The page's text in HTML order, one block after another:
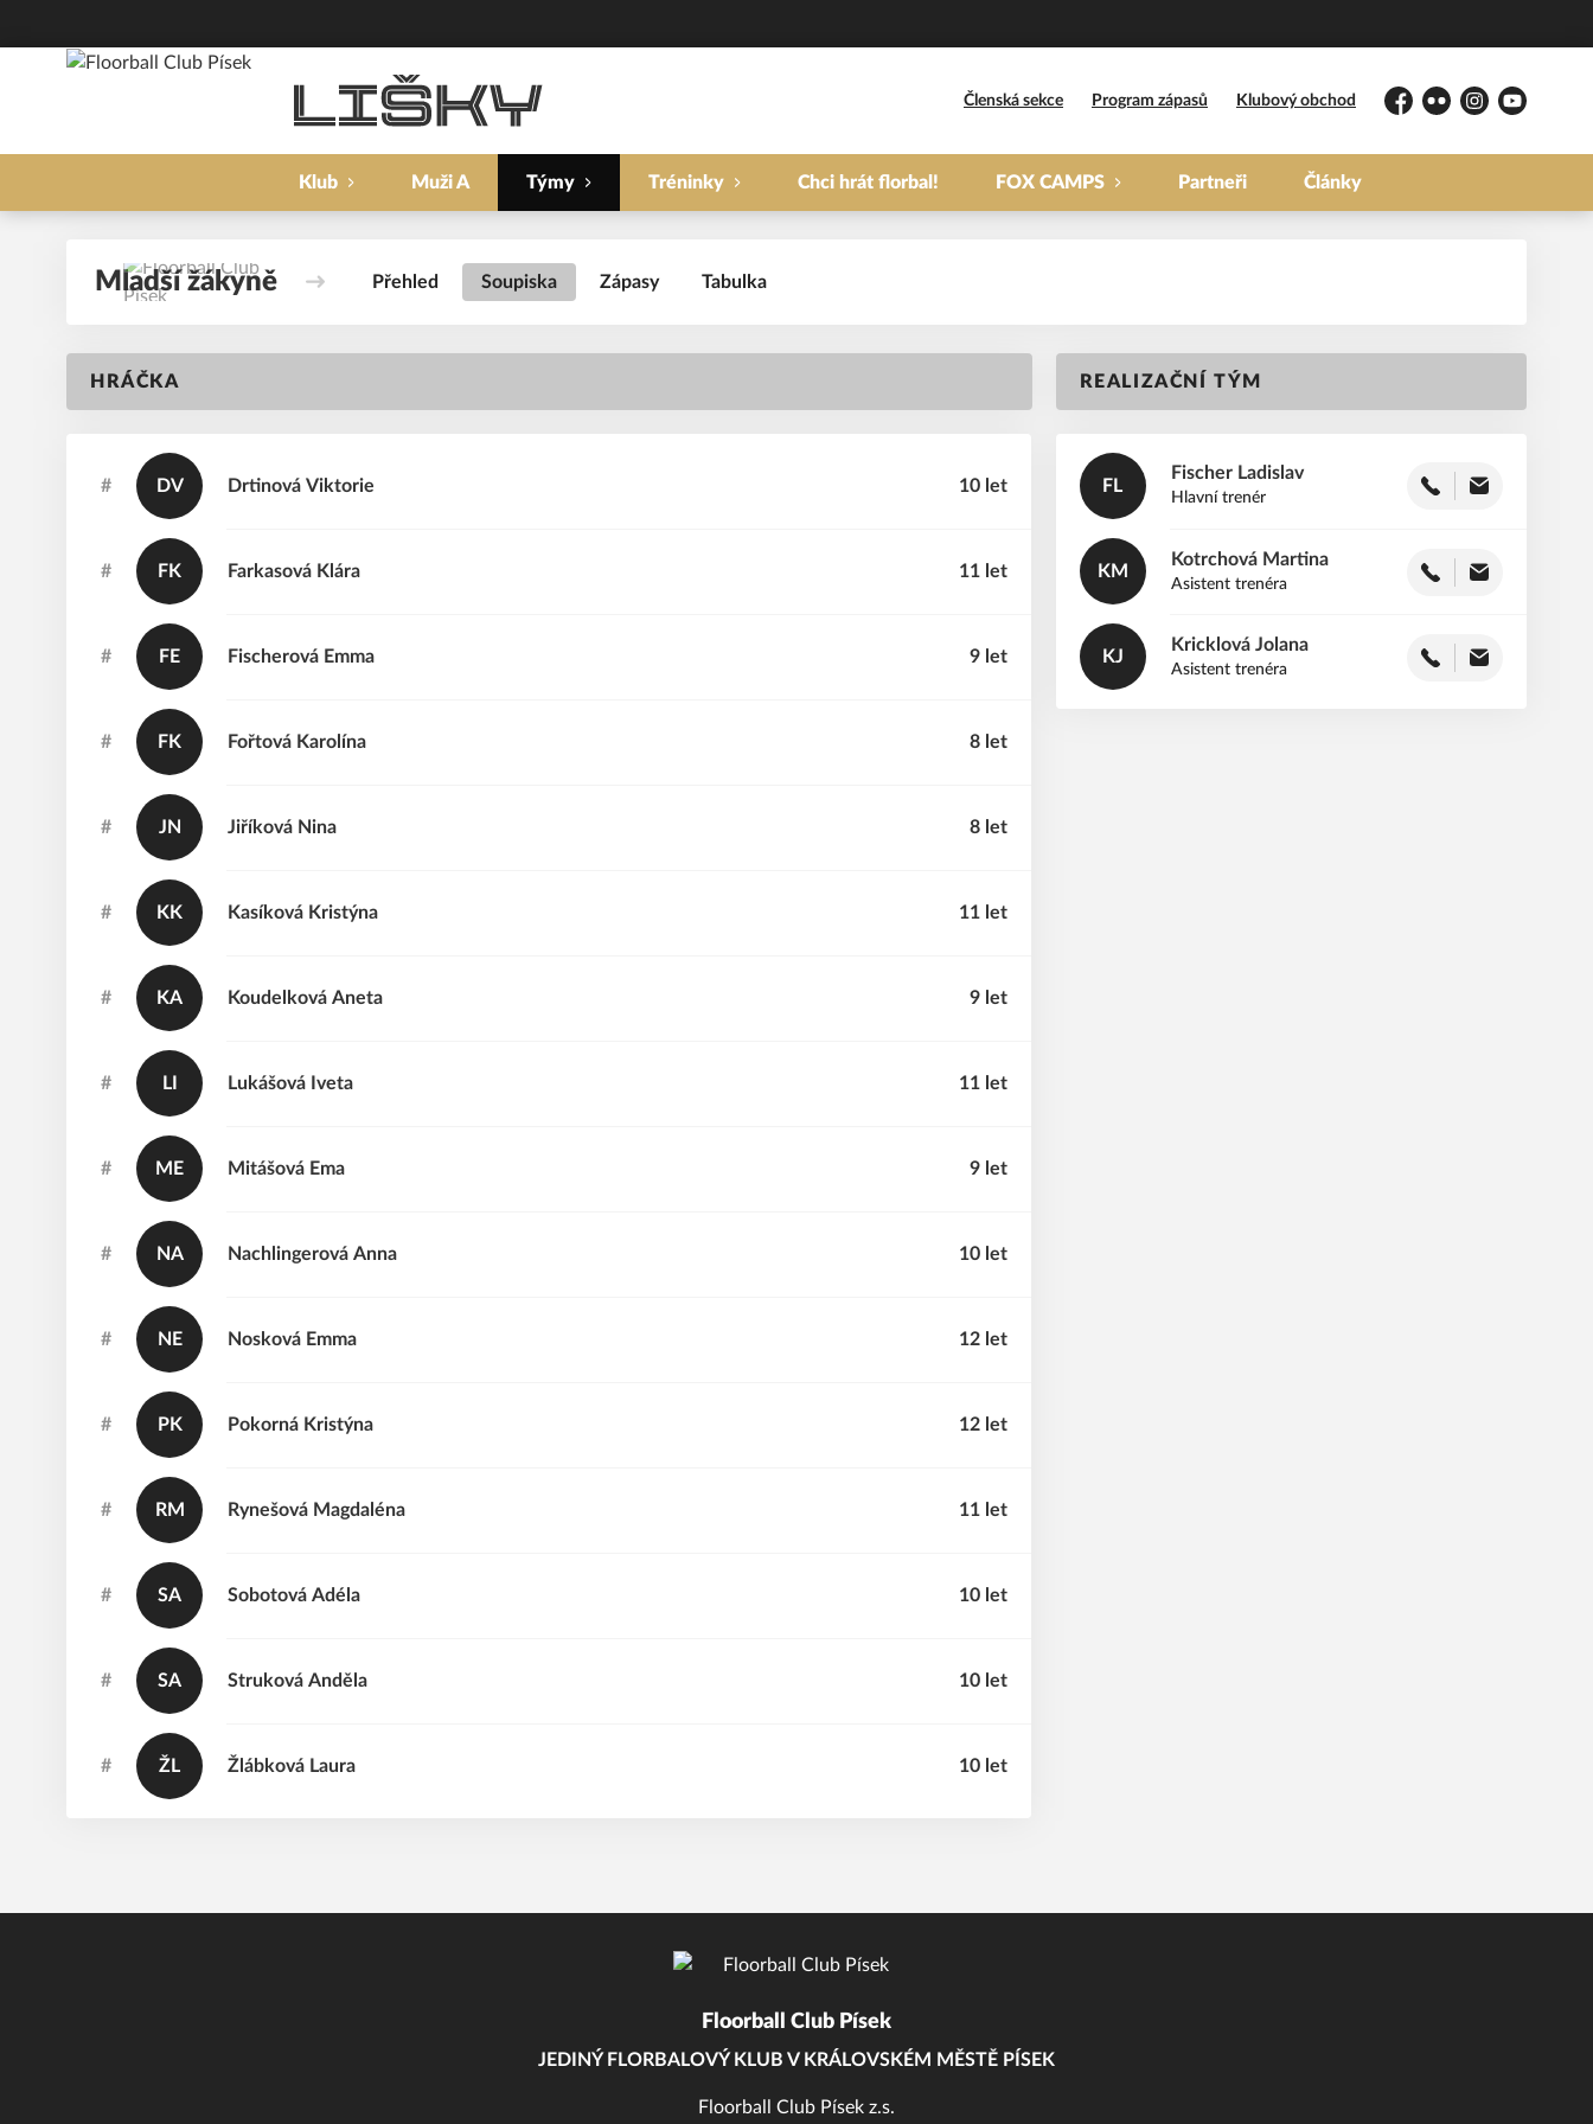
Členská sekce Program zápasů Klubový obchod
Facebook
FlickrInstagramYouTube
Klub Muži A Týmy Tréninky Chci hrát florbal! FOX CAMPS Partneři Články
Mladší žákyně Přehled Soupiska Zápasy Tabulka
REALIZAČNÍ TÝM
FL
Ladislav
Fischer
Hlavní trenér
KM
Martina
Kotrchová
Asistent trenéra
KJ
Jolana
Kricklová
Asistent trenéra
HRÁČKA
# DV Viktorie
Drtinová 10 let
# FK Klára
Farkasová 11 let
# FE Emma
Fischerová 9 let
# FK Karolína
Fořtová 8 let
# JN Nina
Jiříková 8 let
# KK Kristýna
Kasíková 11 let
# KA Aneta
Koudelková 9 let
# LI Iveta
Lukášová 11 let
# ME Ema
Mitášová 9 let
# NA Anna
Nachlingerová 10 let
# NE Emma
Nosková 12 let
# PK Kristýna
Pokorná 12 let
# RM Magdaléna
Rynešová 11 let
# SA Adéla
Sobotová 10 let
# SA Anděla
Struková 10 let
# ŽL Laura
Žlábková 10 let
Floorball Club Písek
JEDINÝ FLORBALOVÝ KLUB V KRÁLOVSKÉM MĚSTĚ PÍSEK
Floorball Club Písek z.s.